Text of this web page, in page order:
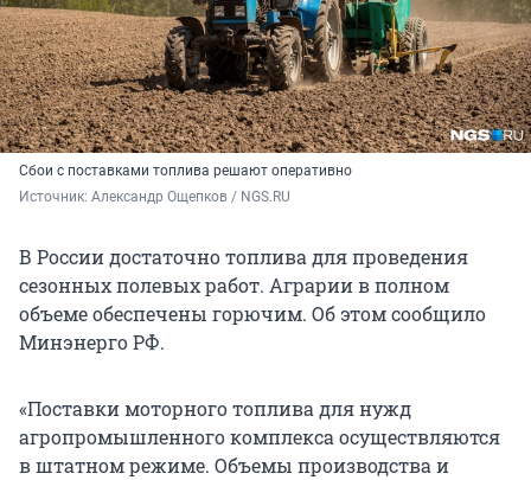
Сбои с поставками топлива решают оперативно
Источник: Александр Ощепков / NGS.RU
В России достаточно топлива для проведения
сезонных полевых работ. Аграрии в полном
объеме обеспечены горючим. Об этом сообщило
Минэнерго РФ.
«Поставки моторного топлива для нужд
агропромышленного комплекса осуществляются
в штатном режиме. Объемы производства и